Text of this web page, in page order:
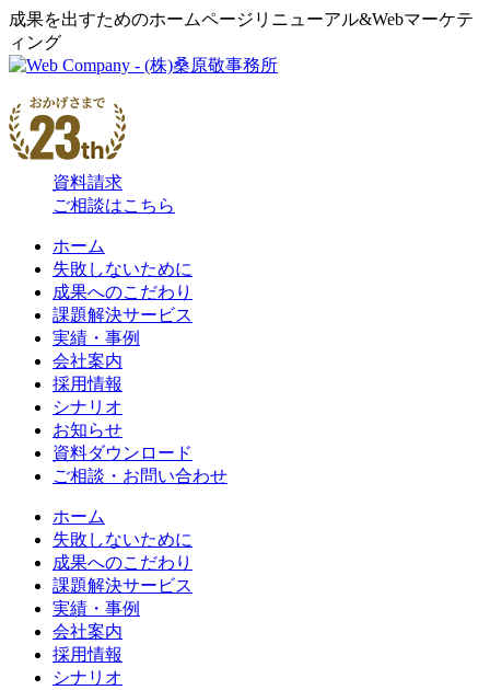
成果を出すためのホームページリニューアル&Webマーケテ
ィング
資料請求
ご相談はこちら
ホーム
失敗しないために
成果へのこだわり
課題解決サービス
実績・事例
会社案内
採用情報
シナリオ
お知らせ
資料ダウンロード
ご相談・お問い合わせ
ホーム
失敗しないために
成果へのこだわり
課題解決サービス
実績・事例
会社案内
採用情報
シナリオ